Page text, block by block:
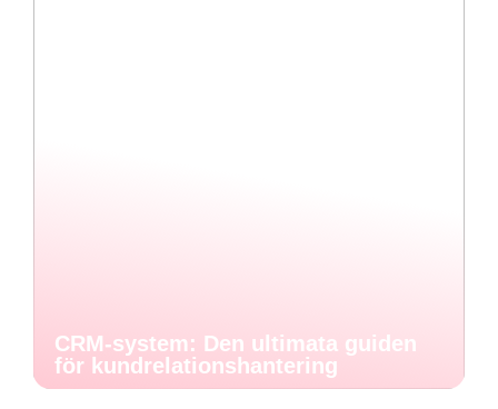
CRM-system: Den ultimata guiden
för kundrelationshantering